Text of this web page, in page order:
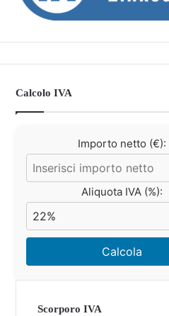
Calcolo IVA
Importo netto (€):
Aliquota IVA (%):
Calcola
Scorporo IVA